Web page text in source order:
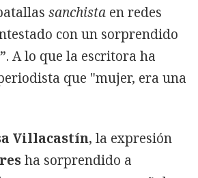
sanchista en redes
con un sorprendido
A lo que la escritora ha
que "mujer, era una
Villacastín, la expresión
ha sorprendido a